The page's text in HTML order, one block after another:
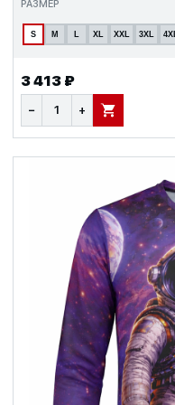
РАЗМЕР
S M XL XXL 3XL 4XL
3 413 ₽
− + В КОРЗИНУ